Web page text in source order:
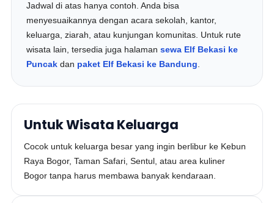
Jadwal di atas hanya contoh. Anda bisa
menyesuaikannya dengan acara sekolah, kantor,
keluarga, ziarah, atau kunjungan komunitas. Untuk rute
wisata lain, tersedia juga halamansewa Elf Bekasi ke
Puncak dan paket Elf Bekasi ke Bandung
Untuk Wisata Keluarga
Cocok untuk keluarga besar yang ingin berlibur ke Kebun
Raya Bogor, Taman Safari, Sentul, atau area kuliner
Bogor tanpa harus membawa banyak kendaraan.